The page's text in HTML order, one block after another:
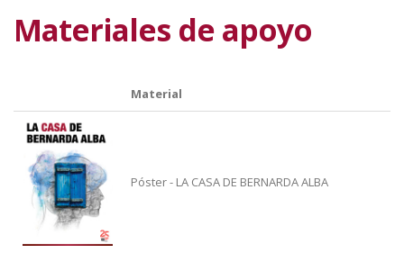
Materiales de apoyo
Material
Póster - LA CASA DE BERNARDA ALBA